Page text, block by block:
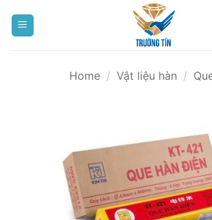
qua
Home / Vật liệu hàn /